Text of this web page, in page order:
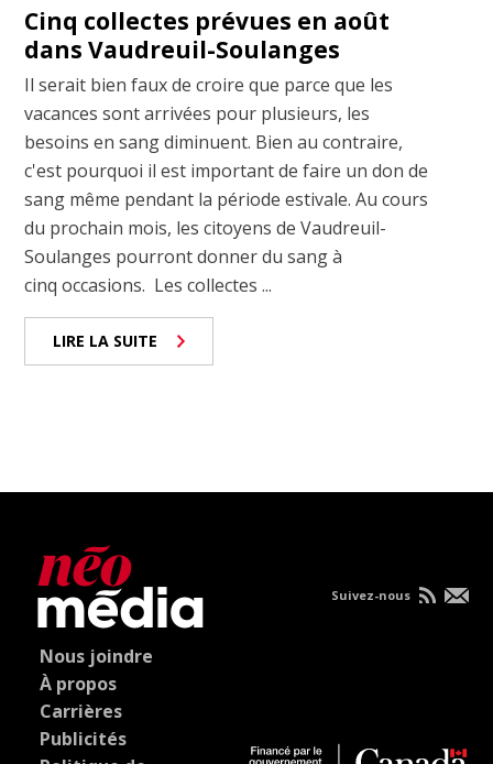
Cinq collectes prévues en août
dans Vaudreuil-Soulanges
Il serait bien faux de croire que parce que les
vacances sont arrivées pour plusieurs, les
besoins en sang diminuent. Bien au contraire,
c'est pourquoi il est important de faire un don de
sang même pendant la période estivale. Au cours
du prochain mois, les citoyens de Vaudreuil-
Soulanges pourront donner du sang à
cinq occasions. Les collectes ...
LIRE LA SUITE
Nous joindre
À propos
Carrières
Publicités
Suivez-nous